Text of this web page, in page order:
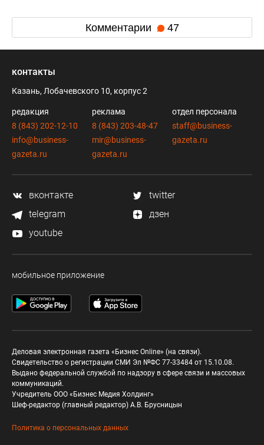
Комментарии 47
контакты
Казань, Лобачевского 10, корпус 2
редакция
8 (843) 202-12-10
info@business-
gazeta.ru
реклама
8 (843) 203-48-47
mir@business-
gazeta.ru
отдел персонала
staff@business-
gazeta.ru
вконтакте
twitter
telegram
дзен
youtube
мобильное приложение
Деловая электронная газета «Бизнес Online» (на связи).
Свидетельство о регистрации СМИ Эл №ФС 77-33484 от 15.10.08.
Выдано федеральной службой по надзору в сфере связи и массовых
коммуникаций.
Учредитель ООО «Бизнес Медия Холдинг»
Шеф-редактор (главный редактор) А.В. Брусницын
Политика о персональных данных